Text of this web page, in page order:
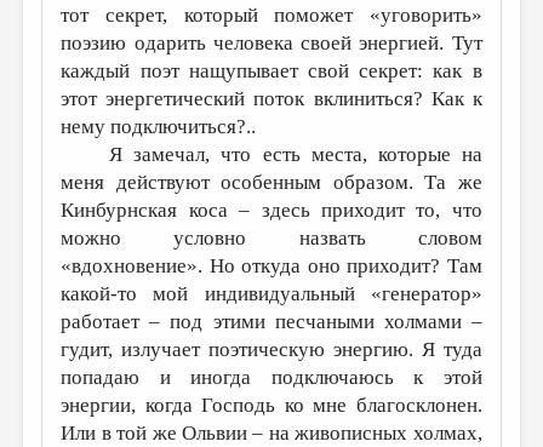
ЛИТЕРАТУРОВЕДЕНИЕ
КУЛЬТУРОВЕДЕНИЕ
ПУБЛИЦИСТИКА
РЕЦЕНЗИРОВАНИЕ
ЦИКЛЫ ПУБЛИКАЦИЙ
ТРЕДИАКОВСКИЙ
МЕДИА
ВКОНТАКТЕ
тот секрет, который поможет «уговорить»
поэзию одарить человека своей энергией. Тут
каждый поэт нащупывает свой секрет: как в
этот энергетический поток вклиниться? Как к
нему подключиться?..
Я замечал, что есть места, которые на
меня действуют особенным образом. Та же
Кинбурнская коса – здесь приходит то, что
можно условно назвать словом
«вдохновение». Но откуда оно приходит? Там
какой-то мой индивидуальный «генератор»
работает – под этими песчаными холмами –
гудит, излучает поэтическую энергию. Я туда
попадаю и иногда подключаюсь к этой
энергии, когда Господь ко мне благосклонен.
Или в той же Ольвии – на живописных холмах,